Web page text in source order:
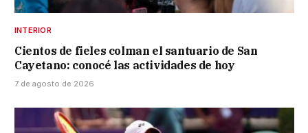
INTERIOR
Cientos de fieles colman el santuario de San
Cayetano: conocé las actividades de hoy
7 de agosto de 2026